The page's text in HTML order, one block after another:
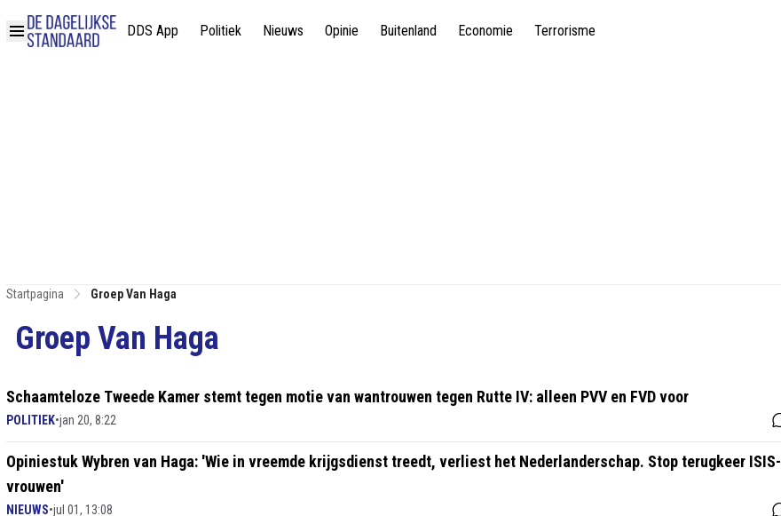
DDS App Politiek Nieuws Opinie Buitenland Economie Terrorisme
Startpagina Groep Van Haga
Groep Van Haga
Schaamteloze Tweede Kamer stemt tegen motie van wantrouwen tegen Rutte IV: alleen PVV en FVD voor
POLITIEK•jan 20, 8:22
Opiniestuk Wybren van Haga: 'Wie in vreemde krijgsdienst treedt, verliest het Nederlanderschap. Stop terugkeer ISIS-
vrouwen'
NIEUWS•jul 01, 13:08